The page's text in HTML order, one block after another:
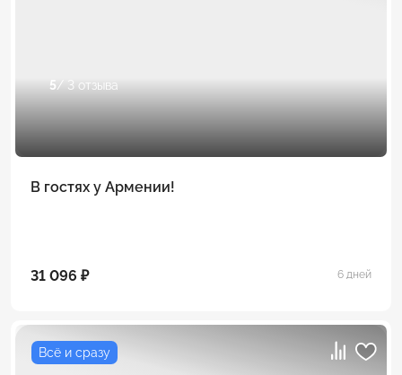
5/ 3 отзыва
В гостях у Армении!
31 096 ₽ 6 дней
Всё и сразу